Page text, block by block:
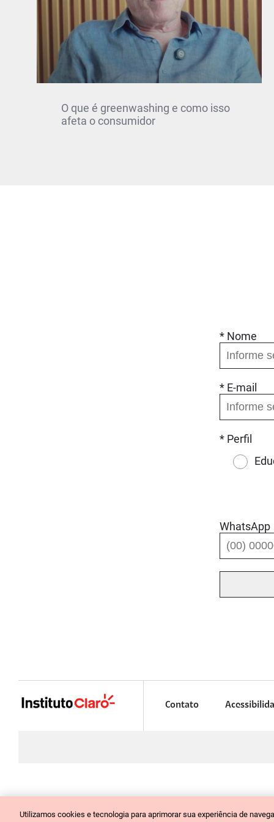
O que é greenwashing e como isso
afeta o consumidor
* Nome
* E-mail
* Perfil
WhatsApp
Contato
Utilizamos cookies e tecnologia para aprimorar sua experiência de